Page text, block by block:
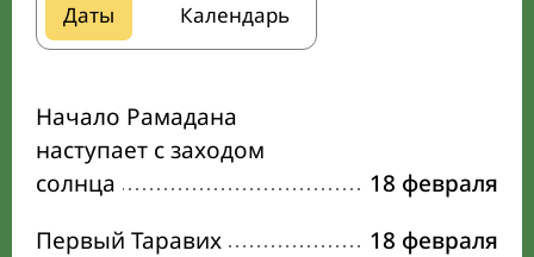
Даты Календарь
Начало Рамадана
наступает с заходом
солнца
18 февраля
Первый Таравих
18 февраля